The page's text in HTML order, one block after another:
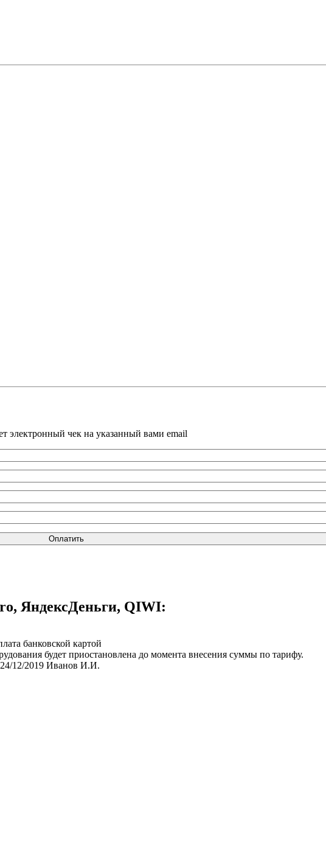
электронный чек на указанный вами email
ЯндексДеньги, QIWI:
банковской картой
будет приостановлена до момента внесения суммы по тарифу.
12/2019 Иванов И.И.